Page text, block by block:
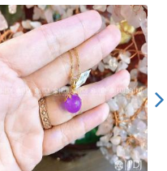
XEM CHI TIẾT